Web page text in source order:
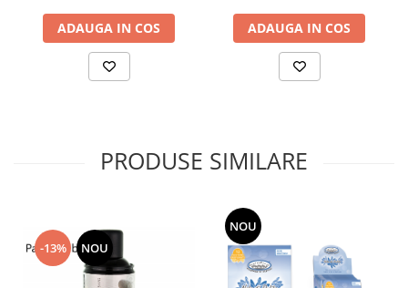
ADAUGA IN COS ADAUGA IN COS
PRODUSE SIMILARE
-13% NOU
NOU